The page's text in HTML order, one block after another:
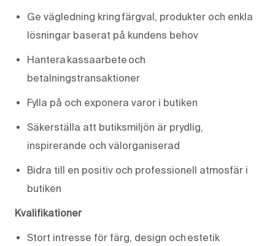
Ge vägledning kring färgval, produkter och enkla
lösningar baserat på kundens behov
Hantera kassaarbete och
betalningstransaktioner
Fylla på och exponera varor i butiken
Säkerställa att butiksmiljön är prydlig,
inspirerande och välorganiserad
Bidra till en positiv och professionell atmosfär i
butiken
Kvalifikationer
Stort intresse för färg, design och estetik